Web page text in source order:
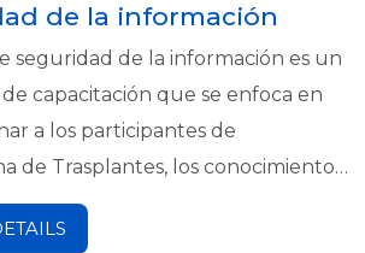
de la información
seguridad de la información es un
capacitación que se enfoca en
a los participantes de
de Trasplantes, los conocimientos,
y técnicas necesarias para
medidas de seguridad efectivas